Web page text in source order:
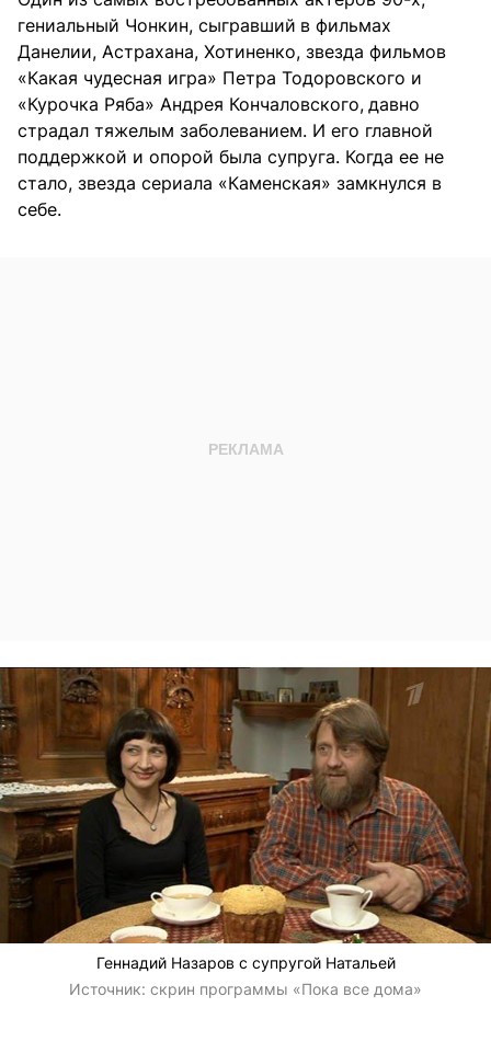
гениальный Чонкин, сыгравший в фильмах
Данелии, Астрахана, Хотиненко, звезда фильмов
«Какая чудесная игра» Петра Тодоровского и
«Курочка Ряба» Андрея Кончаловского, давно
страдал тяжелым заболеванием. И его главной
поддержкой и опорой была супруга. Когда ее не
стало, звезда сериала «Каменская» замкнулся в
себе.
Геннадий Назаров с супругой Натальей
Источник: скрин программы «Пока все дома»